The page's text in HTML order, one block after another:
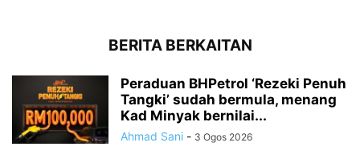
BERITA BERKAITAN
Peraduan BHPetrol ‘Rezeki Penuh
Tangki’ sudah bermula, menang
Kad Minyak bernilai...
Ahmad Sani - 3 Ogos 2026